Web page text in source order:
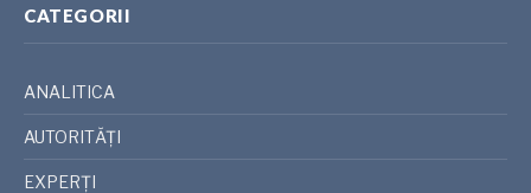
CATEGORII
ANALITICA
AUTORITĂȚI
EXPERȚI